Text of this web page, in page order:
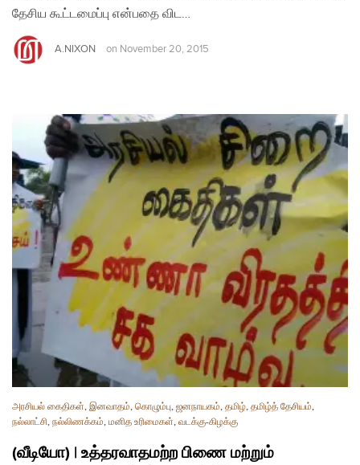
தேசிய கூட்டமைப்பு என்பதை விட…
A.NIXON on November 20, 2015
அரசியல் கைதிகள், இனவாதம், கொழும்பு, ஜனநாயகம், தமிழ், தமிழ்த் தேசியம்,
நல்லாட்சி, நல்லிணக்கம், மனித உரிமைகள், வடக்கு-கிழக்கு
(வீடியோ) | உத்தரவாதமற்ற பிணை மற்றும்